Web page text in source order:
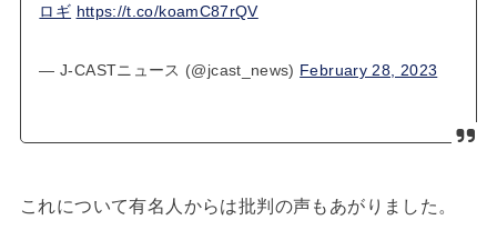
ロギ https://t.co/koamC87rQV
— J-CASTニュース (@jcast_news) February 28, 2023
これについて有名人からは批判の声もあがりました。